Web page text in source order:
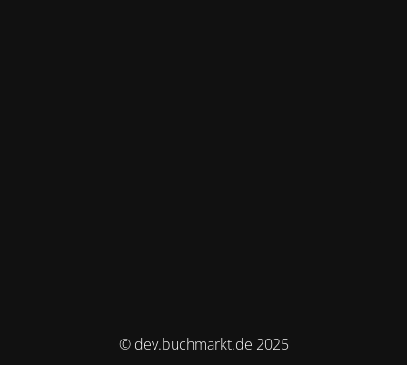
© dev.buchmarkt.de 2025